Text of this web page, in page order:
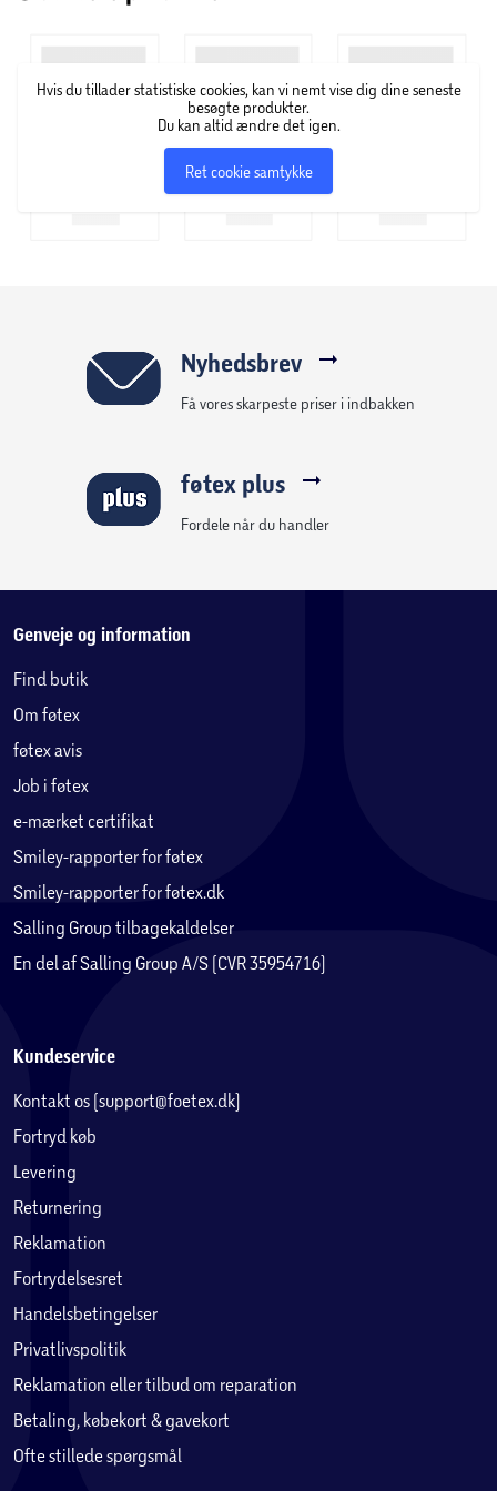
360° fuldt dækkende skal
Fuld adgang til alle tilslutninger og funktioner
Hvis du tillader statistiske cookies, kan vi nemt vise dig dine seneste
besøgte produkter.
Du kan altid ændre det igen.
Ret cookie samtykke
Nyhedsbrev
Få vores skarpeste priser i indbakken
føtex plus
Fordele når du handler
Genveje og information
Find butik
Om føtex
føtex avis
Job i føtex
e-mærket certifikat
Smiley-rapporter for føtex
Smiley-rapporter for føtex.dk
Salling Group tilbagekaldelser
En del af Salling Group A/S (CVR 35954716)
Kundeservice
Kontakt os (support@foetex.dk)
Fortryd køb
Levering
Returnering
Reklamation
Fortrydelsesret
Handelsbetingelser
Privatlivspolitik
Reklamation eller tilbud om reparation
Betaling, købekort & gavekort
Ofte stillede spørgsmål